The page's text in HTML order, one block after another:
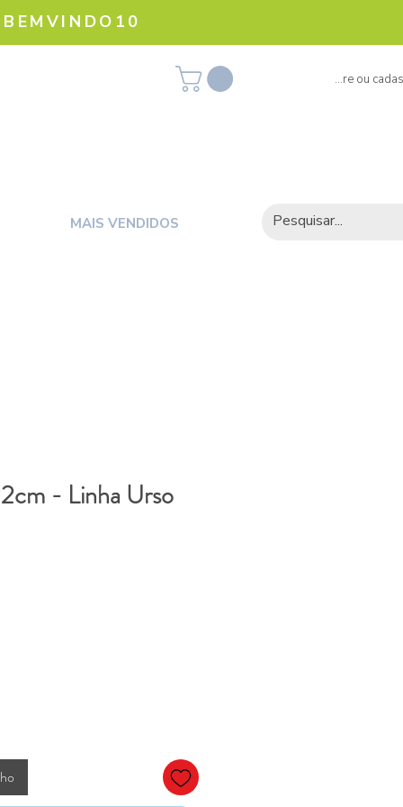
Olá, visitante! Entre ou
MAIS VENDIDOS
- Linha Urso